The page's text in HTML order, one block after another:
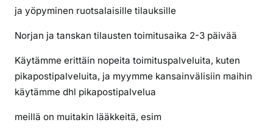
ja yöpyminen ruotsalaisille tilauksille
Norjan ja tanskan tilausten toimitusaika 2-3 päivää
Käytämme erittäin nopeita toimituspalveluita, kuten
pikapostipalveluita, ja myymme kansainvälisiin maihin
käytämme dhl pikapostipalvelua
meillä on muitakin lääkkeitä, esim